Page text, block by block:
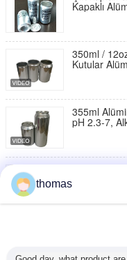
Kapaklı
350ml /
Kutular
355ml
pH 2.3-7,
Basınca
12oz İnce
thomas